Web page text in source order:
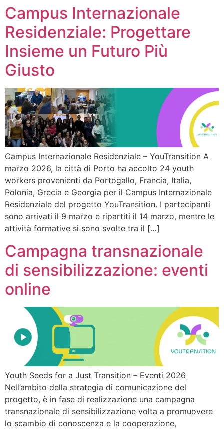
Campus Internazionale
Residenziale: Progettare
Insieme un Futuro Più
Giusto
Campus Internazionale Residenziale – YouTransition A
marzo 2026, la città di Porto ha accolto 24 youth
workers provenienti da Portogallo, Francia, Italia,
Polonia, Grecia e Georgia per il Campus Internazionale
Residenziale del progetto YouTransition. I partecipanti
sono arrivati il 9 marzo e ripartiti il 14 marzo, mentre le
attività formative si sono svolte tra il […]
Campagna transnazionale
di sensibilizzazione: eventi
online
Youth Seeds for a Just Transition – Eventi 2026
Nell’ambito della strategia di comunicazione del
progetto, è in fase di realizzazione una campagna
transnazionale di sensibilizzazione volta a promuovere
lo scambio di conoscenza e la cooperazione,